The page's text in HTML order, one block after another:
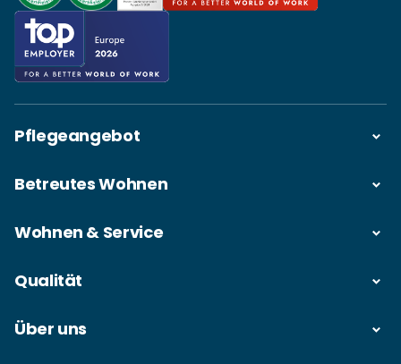
Pflegeangebot
Betreutes Wohnen
Wohnen & Service
Qualität
Über uns